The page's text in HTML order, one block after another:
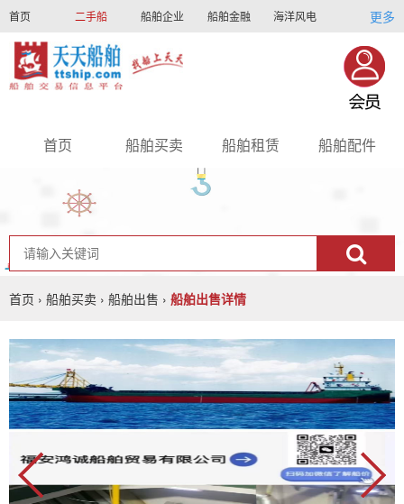
首页 二手船 船舶企业 船舶金融 海洋风电
船员招聘 船员联盟
更多
首页 船舶买卖 船舶租赁 船舶配件
首页 › 船舶买卖 › 船舶出售 › 船舶出售详情